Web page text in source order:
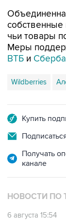
чьи товары
Меры
ВТБ и
Wildberries
Купить
Получать
канале
НОВОСТИ ПО
6 августа 15:54